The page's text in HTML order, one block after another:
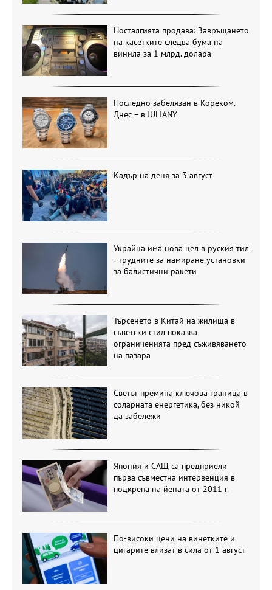
Носталгията продава: Завръщането
на касетките следва бума на
винила за 1 млрд. долара
Последно забелязан в Кореком.
Днес – в JULIANY
Кадър на деня за 3 август
Украйна има нова цел в руския тил
- трудните за намиране установки
за балистични ракети
Търсенето в Китай на жилища в
съветски стил показва
ограниченията пред съживяването
на пазара
Светът премина ключова граница в
соларната енергетика, без никой
да забележи
Япония и САЩ са предприели
първа съвместна интервенция в
подкрепа на йената от 2011 г.
По-високи цени на винетките и
цигарите влизат в сила от 1 август